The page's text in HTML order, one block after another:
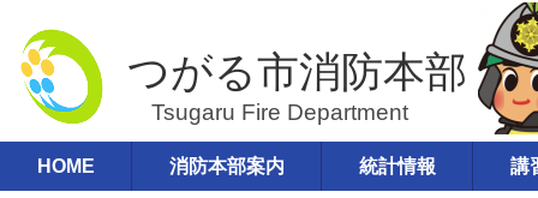
つがる市消防本部
メインメニュー
ン
HOME 消防本部案内 統計情報 講